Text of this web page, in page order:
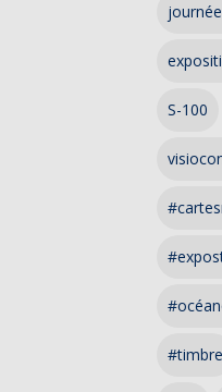
S-100
#timbre